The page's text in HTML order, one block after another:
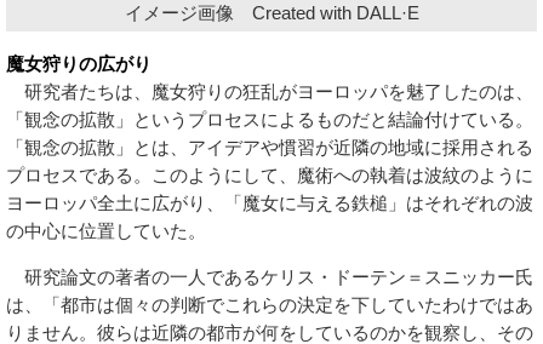
イメージ画像 Created with DALL·E
魔女狩りの広がり
研究者たちは、魔女狩りの狂乱がヨーロッパを魅了したのは、
「観念の拡散」というプロセスによるものだと結論付けている。
「観念の拡散」とは、アイデアや慣習が近隣の地域に採用される
プロセスである。このようにして、魔術への執着は波紋のように
ヨーロッパ全土に広がり、「魔女に与える鉄槌」はそれぞれの波
の中心に位置していた。
研究論文の著者の一人であるケリス・ドーテン＝スニッカー氏
は、「都市は個々の判断でこれらの決定を下していたわけではあ
りません。彼らは近隣の都市が何をしているのかを観察し、その